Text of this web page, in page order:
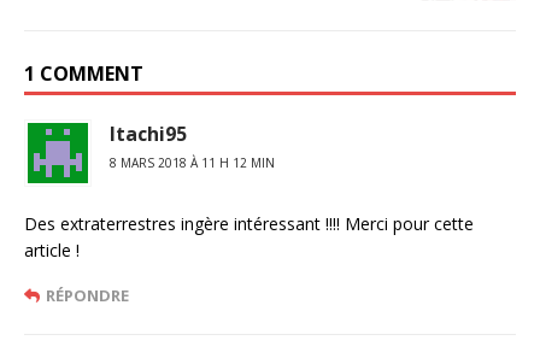
1 COMMENT
Itachi95
8 MARS 2018 À 11 H 12 MIN
Des extraterrestres ingère intéressant !!!! Merci pour cette
article !
RÉPONDRE